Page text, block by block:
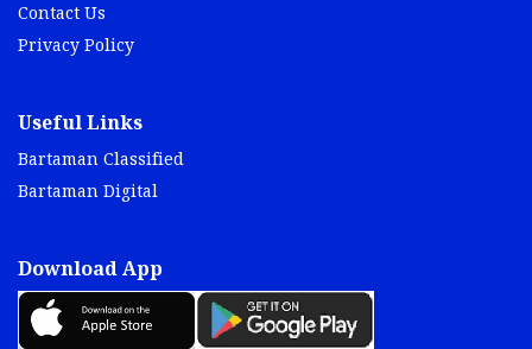
Contact Us
Privacy Policy
Useful Links
Bartaman Classified
Bartaman Digital
Download App